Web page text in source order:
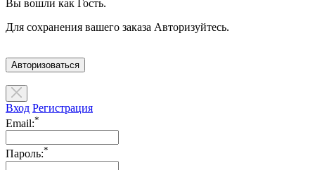
Вы вошли как Гость.
Для сохранения вашего заказа Авторизуйтесь.
Авторизоваться
Вход Регистрация
Email:*
Пароль:*